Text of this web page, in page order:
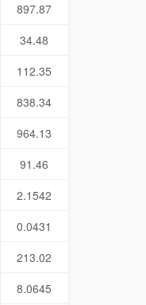
897.87
34.48
112.35
838.34
964.13
91.46
2.1542
0.0431
213.02
8.0645